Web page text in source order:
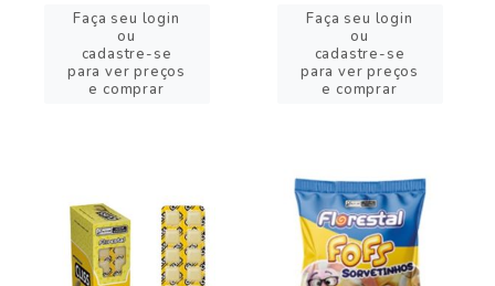
Faça seu login
ou
cadastre-se
para ver preços
e comprar
Faça seu login
ou
cadastre-se
para ver preços
e comprar